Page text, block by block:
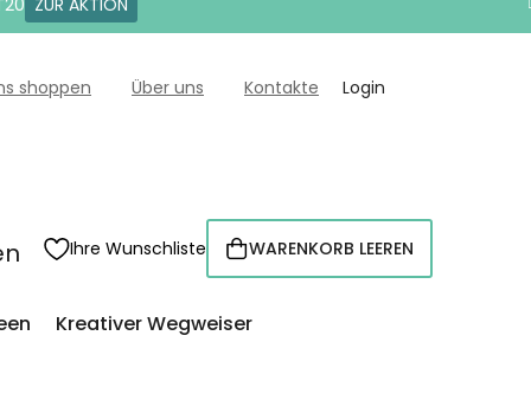
ZUR AKTION
shoppen Über uns Kontakte Login
Ihre Wunschliste WARENKORB
WARENKORB LEEREN
Kreativer Wegweiser